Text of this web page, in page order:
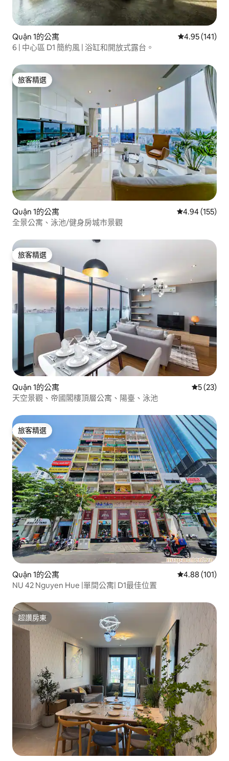
Quận 1的公寓 從 141 則評價
4.95 (141)
6 | 中心區 D1 簡約風 | 浴缸和開放式露台。
旅客精選
旅客精選
Quận 1的公寓 從 155 則評價
4.94 (155)
全景公寓、泳池/健身房城市景觀
旅客精選
旅客精選
Quận 1的公寓 從 23 則評
5 (23)
天空景觀、帝國閣樓頂層公寓、陽臺、泳池
旅客精選
旅客精選
Quận 1的公寓 從 101 則評價
4.88 (101)
NU 42 Nguyen Hue |單間公寓| D1最佳位置
超讚房東
超讚房東